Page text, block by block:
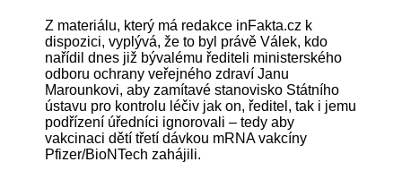
Z materiálu, který má redakce inFakta.cz k
dispozici, vyplývá, že to byl právě Válek, kdo
nařídil dnes již bývalému řediteli ministerského
odboru ochrany veřejného zdraví Janu
Marounkovi, aby zamítavé stanovisko Státního
ústavu pro kontrolu léčiv jak on, ředitel, tak i jemu
podřízení úředníci ignorovali – tedy aby
vakcinaci dětí třetí dávkou mRNA vakcíny
Pfizer/BioNTech zahájili.